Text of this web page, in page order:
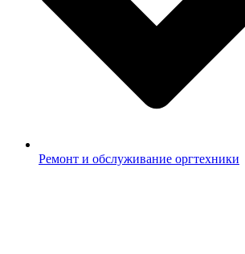
Ремонт и обслуживание оргтехники